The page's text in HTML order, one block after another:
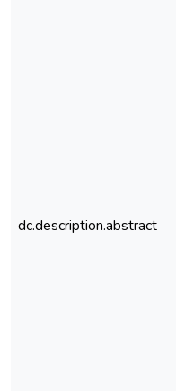
dc.description.abstract